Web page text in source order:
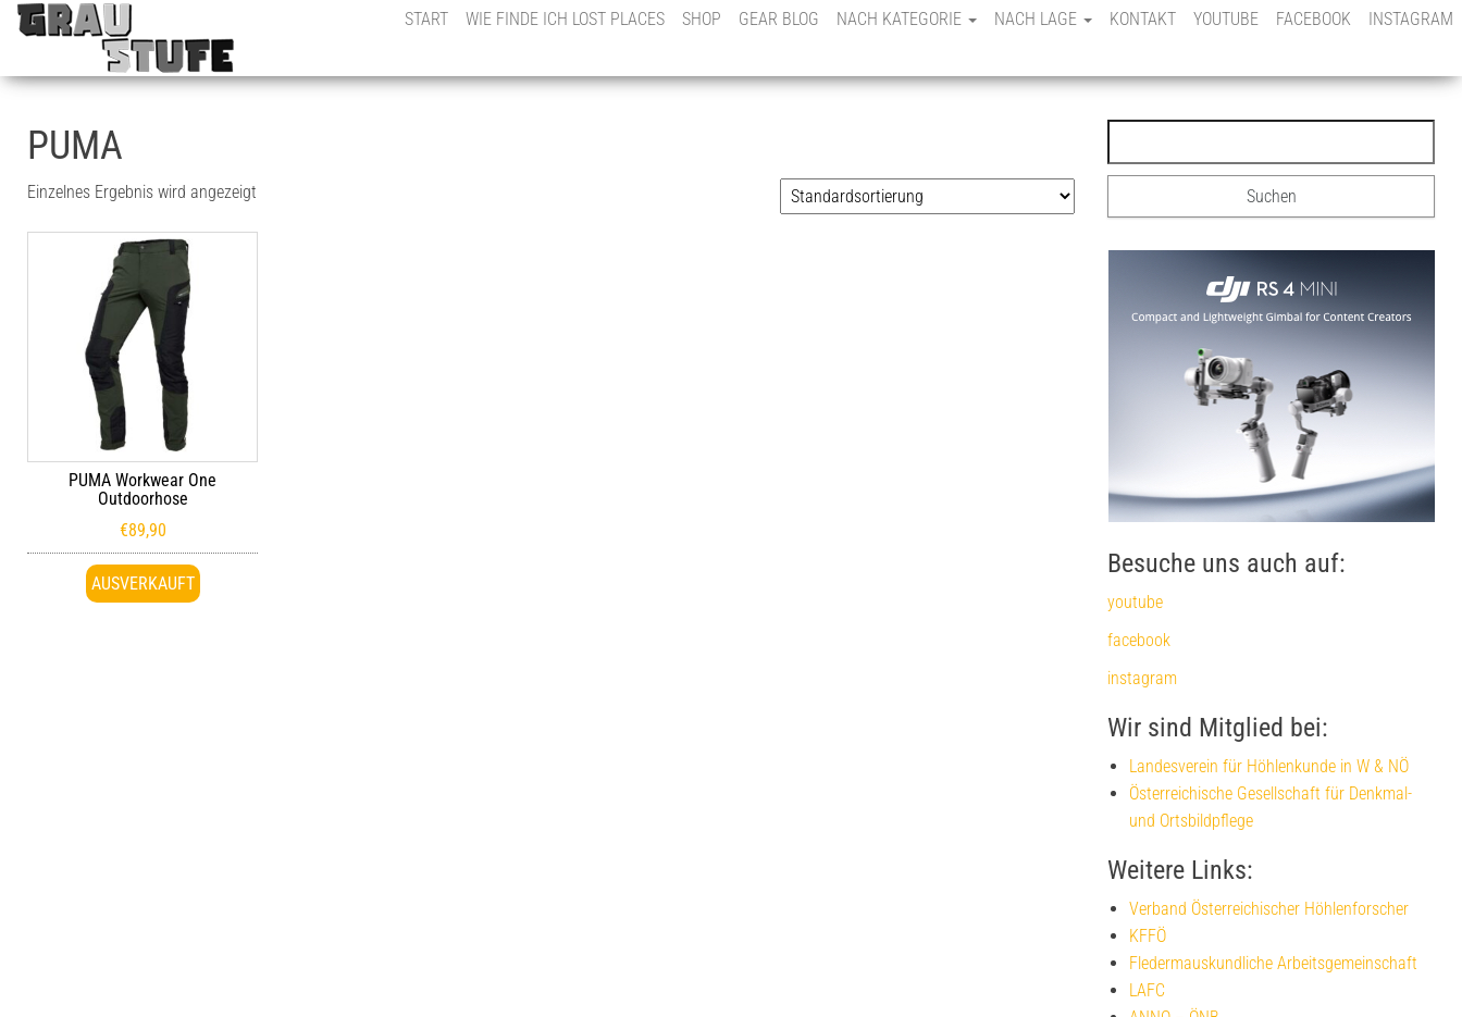
des urbanen
Verfalls &
montanhistorische
START WIE FINDE ICH LOST PLACES SHOP GEAR BLOG NACH KATEGORIE NACH LAGE KONTAKT YOUTUBE FACEBOOK INSTAGRAM
PUMA
Einzelnes Ergebnis wird angezeigt
PUMA Workwear One
Outdoorhose
€89,90
AUSVERKAUFT
Besuche uns auch auf:
youtube
facebook
instagram
Wir sind Mitglied bei:
Landesverein für Höhlenkunde in W & NÖ
Österreichische Gesellschaft für Denkmal-
und Ortsbildpflege
Weitere Links:
Verband Österreichischer Höhlenforscher
KFFÖ
Fledermauskundliche Arbeitsgemeinschaft
LAFC